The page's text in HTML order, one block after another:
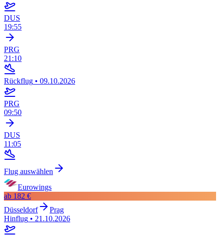
DUS
19:55
PRG
21:10
Rückflug • 09.10.2026
PRG
09:50
DUS
11:05
Flug auswählen
Eurowings
ab 182 €
Düsseldorf
Prag
Hinflug • 21.10.2026